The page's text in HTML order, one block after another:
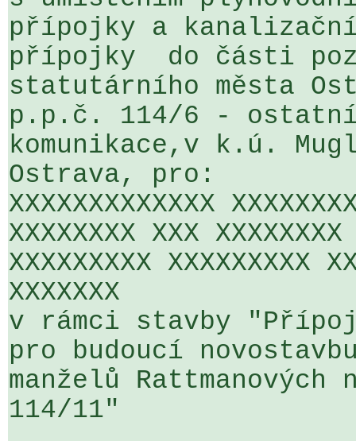
přípojky a
přípojky  do části
statutárního města
p.p.č. 114/6 -
komunikace,v k.ú.
Ostrava, pro:
XXXXXXXXXXXXX
XXXXXXXX XXX
XXXXXXXXX XXXXXXXXX
XXXXXXX
v rámci stavby
pro budoucí
manželů
114/11"